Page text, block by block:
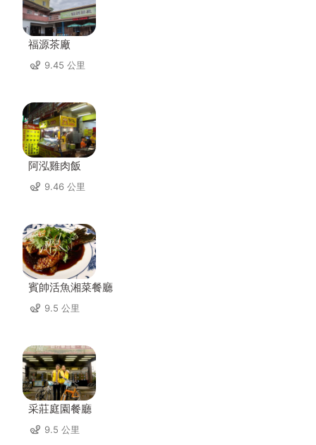
福源茶廠
9.45 公里
阿泓雞肉飯
9.46 公里
賓帥活魚湘菜餐廳
9.5 公里
采莊庭園餐廳
9.5 公里